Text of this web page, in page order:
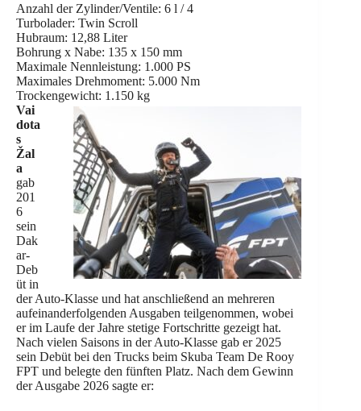
Anzahl der Zylinder/Ventile: 6 l / 4
Turbolader: Twin Scroll
Hubraum: 12,88 Liter
Bohrung x Nabe: 135 x 150 mm
Maximale Nennleistung: 1.000 PS
Maximales Drehmoment: 5.000 Nm
Trockengewicht: 1.150 kg
Vai
dota
s
Žal
a
gab
201
6
sein
Dak
ar-
Deb
üt in
der Auto-Klasse und hat anschließend an mehreren
aufeinanderfolgenden Ausgaben teilgenommen, wobei
er im Laufe der Jahre stetige Fortschritte gezeigt hat.
Nach vielen Saisons in der Auto-Klasse gab er 2025
sein Debüt bei den Trucks beim Skuba Team De Rooy
FPT und belegte den fünften Platz. Nach dem Gewinn
der Ausgabe 2026 sagte er: